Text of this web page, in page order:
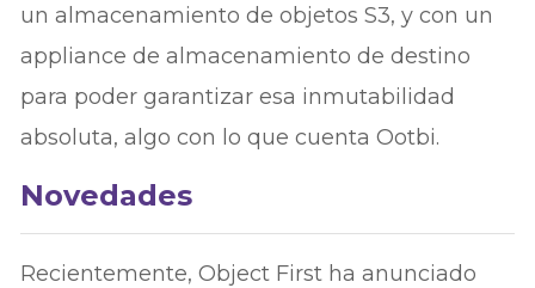
un almacenamiento de objetos S3, y con un
appliance de almacenamiento de destino
para poder garantizar esa inmutabilidad
absoluta, algo con lo que cuenta Ootbi.
Novedades
Recientemente, Object First ha anunciado